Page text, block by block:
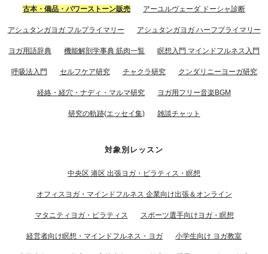
古本・備品・パワーストーン販売 アーユルヴェーダ ドーシャ診断
アシュタンガヨガ フルプライマリー アシュタンガヨガ ハーフプライマリー
ヨガ用語辞典 機能解剖学事典 筋肉一覧 瞑想入門 マインドフルネス入門
呼吸法入門 セルフケア研究 チャクラ研究 クンダリニーヨーガ研究
経絡・経穴・ナディ・マルマ研究 ヨガ用フリー音楽BGM
研究の軌跡(エッセイ集) 雑談チャット
対象別レッスン
中央区 港区 出張ヨガ・ピラティス・瞑想
オフィスヨガ・マインドフルネス 企業向け出張＆オンライン
マタニティヨガ・ピラティス スポーツ選手向けヨガ・瞑想
経営者向け瞑想・マインドフルネス・ヨガ 小学生向け ヨガ教室